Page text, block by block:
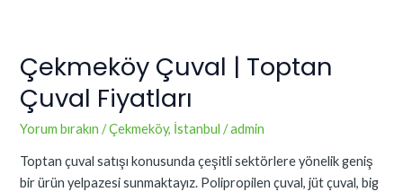
Çekmeköy Çuval | Toptan
Çuval Fiyatları
Yorum bırakın /Çekmeköy, İstanbul /admin
Toptan çuval satışı konusunda çeşitli sektörlere yönelik geniş
bir ürün yelpazesi sunmaktayız. Polipropilen çuval, jüt çuval, big
Çekmeköy
Çuval
|
Toptan
Fiyatları